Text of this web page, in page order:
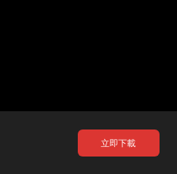
立即下載